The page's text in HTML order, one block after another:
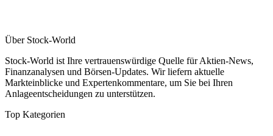
Über Stock-World
Stock-World ist Ihre vertrauenswürdige Quelle für Aktien-News,
Finanzanalysen und Börsen-Updates. Wir liefern aktuelle
Markteinblicke und Expertenkommentare, um Sie bei Ihren
Anlageentscheidungen zu unterstützen.
Top Kategorien